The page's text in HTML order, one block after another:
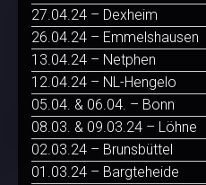
27.04.24 – Dexheim
26.04.24 – Emmelshausen
13.04.24 – Netphen
12.04.24 – NL-Hengelo
05.04. & 06.04. – Bonn
08.03. & 09.03.24 – Löhne
02.03.24 – Brunsbüttel
01.03.24 – Bargteheide